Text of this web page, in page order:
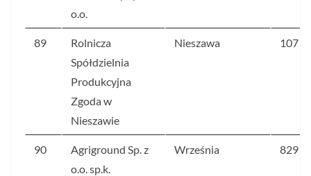
o.o.
89
Rolnicza
Spółdzielnia
Produkcyjna
Zgoda w
Nieszawie
Nieszawa 107
90
Agriground Sp. z
o.o. sp.k.
Września 829